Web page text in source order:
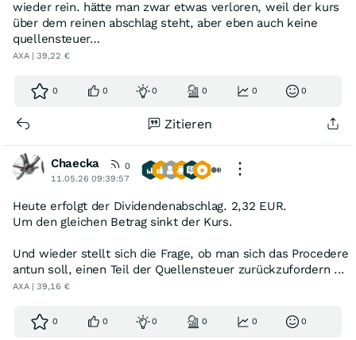
wieder rein. hätte man zwar etwas verloren, weil der kurs
über dem reinen abschlag steht, aber eben auch keine
quellensteuer…
AXA | 39,22 €
0 0 0 0 0 0
Zitieren
Chaecka
0
11.05.26 09:39:57
Heute erfolgt der Dividendenabschlag. 2,32 EUR.
Um den gleichen Betrag sinkt der Kurs.
Und wieder stellt sich die Frage, ob man sich das Procedere
antun soll, einen Teil der Quellensteuer zurückzufordern ...
AXA | 39,16 €
0 0 0 0 0 0